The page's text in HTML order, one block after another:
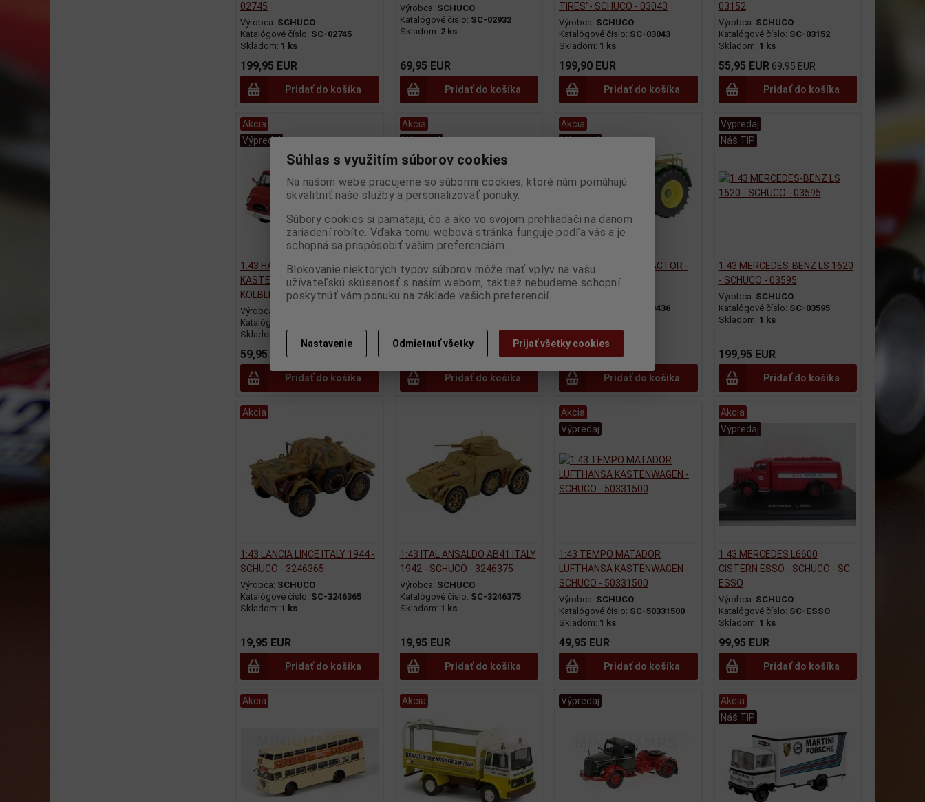
02745
Výrobca: SCHUCO
Katalógové číslo: SC-02745
Skladom: 1 ks
199,95 EUR
Pridať do košíka
Výrobca: SCHUCO
Katalógové číslo: SC-02932
Skladom: 2 ks
69,95 EUR
Pridať do košíka
TIRES"- SCHUCO - 03043
Výrobca: SCHUCO
Katalógové číslo: SC-03043
Skladom: 1 ks
199,90 EUR
Pridať do košíka
03152
Výrobca: SCHUCO
Katalógové číslo: SC-03152
Skladom: 1 ks
55,95 EUR69,95 EUR
Pridať do košíka
Akcia
Výpredaj
1:43 HANOMAG KURIER
KASTENWAGEN MOBEL
KOLBLIN - SCHUCO - 03235
Výrobca:
Katalógové číslo:
Skladom:
1 ks
59,95 EUR
Pridať do košíka
Akcia
Výpredaj
1:43 HANOMAG KURIER
PRITSCHE/PLANE - SCHUCO -
03255
49,95 EUR
Pridať do košíka
Akcia
Výpredaj
1:43 LANZ D 6006 TRACTOR -
SCHUCO - 03436
SC-03436
49,95 EUR
Pridať do košíka
Výpredaj
Náš TIP
1:43 MERCEDES-BENZ LS 1620
- SCHUCO - 03595
Výrobca: SCHUCO
Katalógové číslo: SC-03595
Skladom: 1 ks
199,95 EUR
Pridať do košíka
Akcia
1:43 LANCIA LINCE ITALY 1944 -
SCHUCO - 3246365
Výrobca: SCHUCO
Katalógové číslo: SC-3246365
Skladom: 1 ks
19,95 EUR
Pridať do košíka
1:43 ITAL ANSALDO AB41 ITALY
1942 - SCHUCO - 3246375
Výrobca: SCHUCO
Katalógové číslo: SC-3246375
Skladom: 1 ks
19,95 EUR
Pridať do košíka
Akcia
Výpredaj
1:43 TEMPO MATADOR
LUFTHANSA KASTENWAGEN -
SCHUCO - 50331500
Výrobca: SCHUCO
Katalógové číslo: SC-50331500
Skladom: 1 ks
49,95 EUR
Pridať do košíka
Akcia
Výpredaj
1:43 MERCEDES L6600
CISTERN ESSO - SCHUCO - SC-
ESSO
Výrobca: SCHUCO
Katalógové číslo: SC-ESSO
Skladom: 1 ks
99,95 EUR
Pridať do košíka
Akcia Akcia Výpredaj
Akcia
Náš TIP
Súhlas s využitím súborov cookies
Na našom webe pracujeme so súbormi cookies, ktoré nám pomáhajú
skvalitniť naše služby a personalizovať ponuky.
Súbory cookies si pamätajú, čo a ako vo svojom prehliadači na danom
zariadení robíte. Vďaka tomu webová stránka funguje podľa vás a je
schopná sa prispôsobiť vašim preferenciám.
Blokovanie niektorých typov súborov môže mať vplyv na vašu
užívateľskú skúsenosť s naším webom, taktiež nebudeme schopní
poskytnúť vám ponuku na základe vašich preferencií.
Nastavenie Odmietnuť všetky Prijať všetky cookies